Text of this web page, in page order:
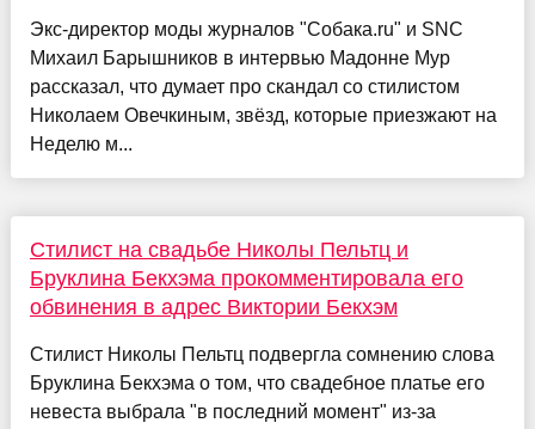
Экс-директор моды журналов "Собака.ru" и SNC
Михаил Барышников в интервью Мадонне Мур
рассказал, что думает про скандал со стилистом
Николаем Овечкиным, звёзд, которые приезжают на
Неделю м...
Стилист на свадьбе Николы Пельтц и
Бруклина Бекхэма прокомментировала его
обвинения в адрес Виктории Бекхэм
Стилист Николы Пельтц подвергла сомнению слова
Бруклина Бекхэма о том, что свадебное платье его
невеста выбрала "в последний момент" из-за